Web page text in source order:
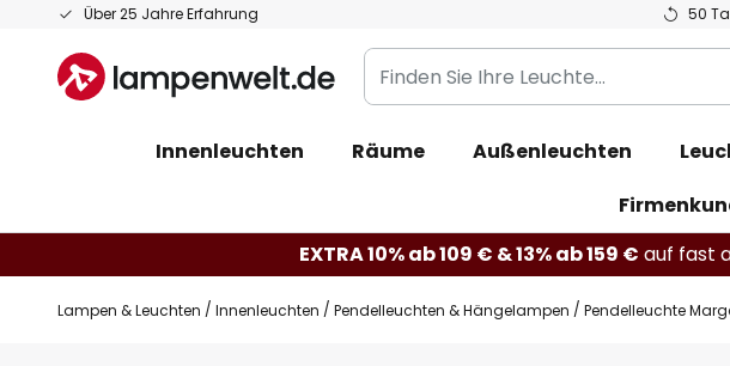
Über 25 Jahre Erfahrung 50
Zum
springen
Finden
Sie
Leuchte...
Innenleuchten Räume Außenleuchten
EXTRA 10% ab 109 € & 13% ab 159 € auf fast
Lampen & Leuchten Innenleuchten Pendelleuchten & Hängelampen Pendelleuchte